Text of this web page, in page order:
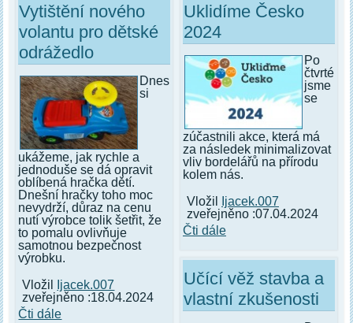
Vytištění nového
volantu pro dětské
odrážedlo
Dnes
si
ukážeme, jak rychle a
jednoduše se dá opravit
oblíbená hračka dětí.
Dnešní hračky toho moc
nevydrží, důraz na cenu
nutí výrobce tolik šetřit, že
to pomalu ovlivňuje
samotnou bezpečnost
výrobku.
Vložil
Ijacek.007
zveřejněno :18.04.2024
Čti dále
Uklidíme Česko
2024
Po
čtvrté
jsme
se
zúčastnili akce, která má
za následek minimalizovat
vliv bordelářů na přírodu
kolem nás.
Vložil
Ijacek.007
zveřejněno :07.04.2024
Čti dále
Učící věž stavba a
vlastní zkušenosti